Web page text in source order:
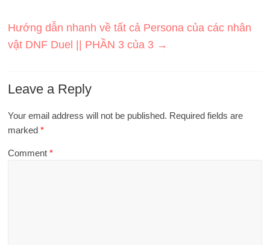
Hướng dẫn nhanh về tất cả Persona của các nhân
vật DNF Duel || PHẦN 3 của 3 →
Leave a Reply
Your email address will not be published. Required fields are
marked*
Comment*